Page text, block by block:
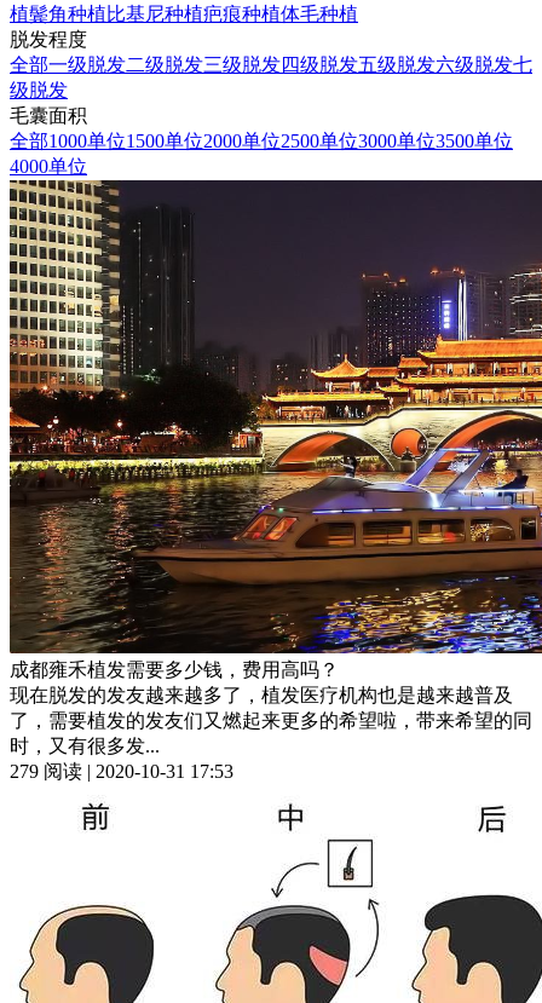
植鬓角种植比基尼种植疤痕种植体毛种植
脱发程度
全部一级脱发二级脱发三级脱发四级脱发五级脱发六级脱发七
级脱发
毛囊面积
全部1000单位1500单位2000单位2500单位3000单位3500单位
4000单位
成都雍禾植发需要多少钱，费用高吗？
现在脱发的发友越来越多了，植发医疗机构也是越来越普及
了，需要植发的发友们又燃起来更多的希望啦，带来希望的同
时，又有很多发...
279 阅读 | 2020-10-31 17:53